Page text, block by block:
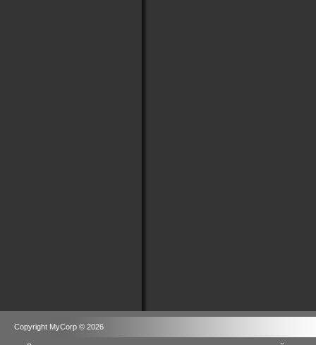
Copyright MyCorp © 2026